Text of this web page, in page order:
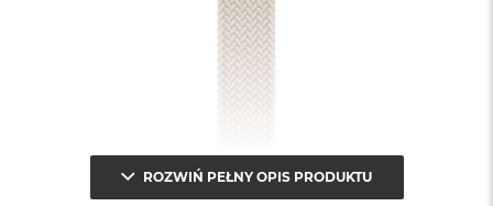
ROZWIŃ PEŁNY OPIS PRODUKTU